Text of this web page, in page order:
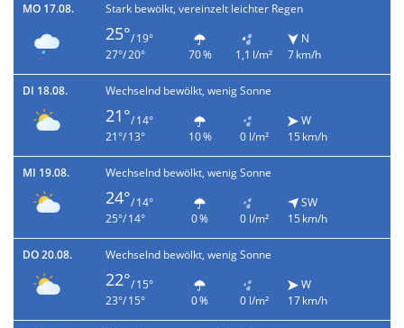
MO 17.08. Stark bewölkt, vereinzelt leichter Regen
25°/ 19°
27°/ 20°
70 % 1,1 l/m²
N
7 km/h
DI 18.08. Wechselnd bewölkt, wenig Sonne
21°/ 14°
21°/ 13°
10 % 0 l/m²
W
15 km/h
MI 19.08. Wechselnd bewölkt, wenig Sonne
24°/ 14°
25°/ 14°
0 % 0 l/m²
SW
15 km/h
DO 20.08. Wechselnd bewölkt, wenig Sonne
22°/ 15°
23°/ 15°
0 % 0 l/m²
W
17 km/h